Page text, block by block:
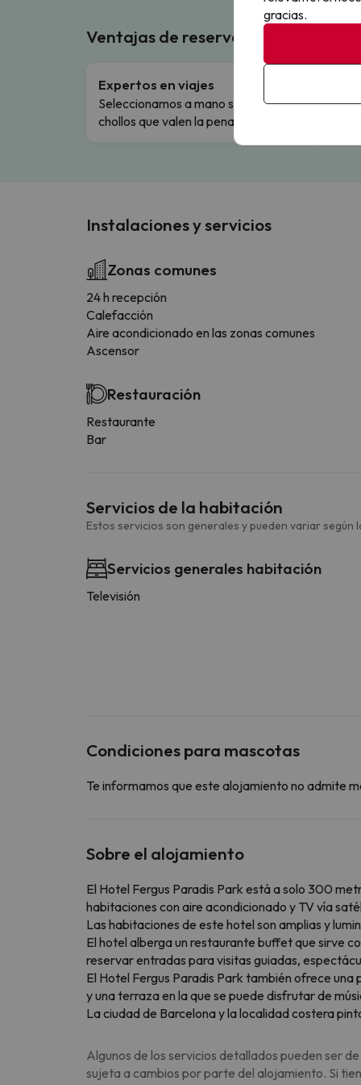
Ventajas de reservar en
Expertos en viajes
Seleccionamos a mano solo los
chollos que valen la pena.
Instalaciones y servicios
Zonas comunes
24 h recepción
Calefacción
Aire acondicionado en las zonas comunes
Ascensor
Restauración
Restaurante
Bar
Servicios de la habitación
Estos servicios son generales y pueden variar según
Servicios generales habitación
Televisión
Condiciones para mascotas
Te informamos que este alojamiento no admite
Sobre el alojamiento
El Hotel Fergus Paradis Park está a solo 300
habitaciones con aire acondicionado y TV vía
Las habitaciones de este hotel son amplias y
El hotel alberga un restaurante buffet que sirve
reservar entradas para visitas guiadas,
El Hotel Fergus Paradis Park también ofrece
y una terraza en la que se puede disfrutar de
La ciudad de Barcelona y la localidad costera
Algunos de los servicios detallados pueden ser
sujeta a cambios por parte del alojamiento. Si
gracias.